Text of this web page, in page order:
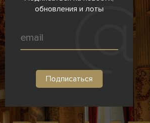
обновления и лоты